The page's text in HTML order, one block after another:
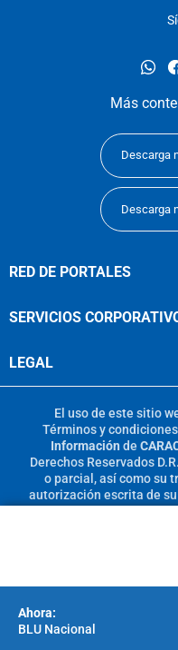
Más
Descarga
Descarga
RED DE PORTALES
SERVICIOS
LEGAL
El uso de este sitio
Términos y condiciones
Información de
Derechos Reservados
o parcial, así como su
autorización escrita de
BLU Nacional